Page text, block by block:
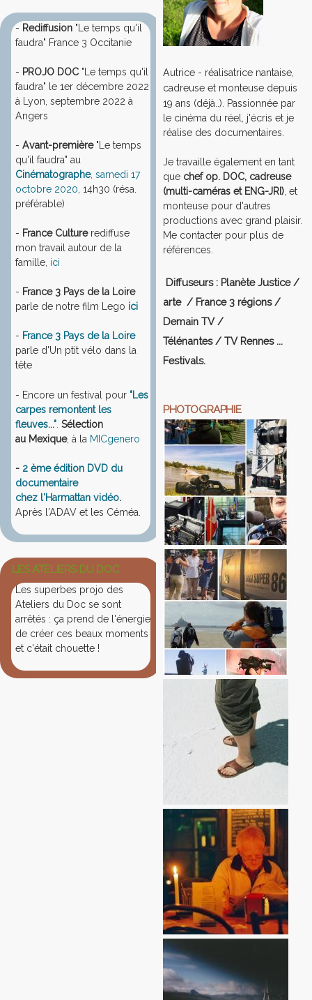
- Rediffusion "Le temps qu'il
faudra" France 3 Occitanie
- PROJO DOC"Le temps qu'il
faudra" le 1er décembre 2022
à Lyon, septembre 2022 à
Angers
- Avant-première"Le temps
qu'il faudra" au
Cinématographe, samedi 17
octobre 2020 , 14h30 (résa.
préférable)
- France Culture rediffuse
mon travail autour de la
famille, ici
- France 3 Pays de la Loire
parle de notre film Lego ici
- France 3 Pays de la Loire
parle d'Un ptit vélo dans la
tête
- Encore un festival pour "Les
carpes remontent les
fleuves...". Sélection
au Mexique, à la MICgenero
- 2 ème édition DVD du
documentaire
chez l'Harmattan vidéo.
Après l'ADAV et les Céméa.
LES ATELIERS DU DOC
Les superbes projo des
Ateliers du Doc se sont
arrêtés : ça prend de l'énergie
de créer ces beaux moments
et c'était chouette !
Autrice - réalisatrice nantaise,
cadreuse et monteuse depuis
19 ans (déjà..). Passionnée par
le cinéma du réel, j'écris et je
réalise des documentaires.
Je travaille également en tant
que chef op. DOC, cadreuse
(multi-caméras et ENG-JRI), et
monteuse pour d'autres
productions avec grand plaisir.
Me contacter pour plus de
références.
Diffuseurs : Planète Justice /
arte / France 3 régions /
Demain TV /
Télénantes / TV Rennes ...
Festivals.
PHOTOGRAPHIE